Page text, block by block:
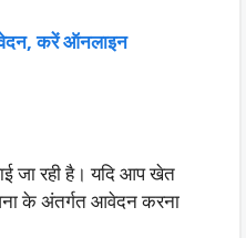
करें ऑनलाइन
जा रही है। यदि आप खेत
के अंतर्गत आवेदन करना